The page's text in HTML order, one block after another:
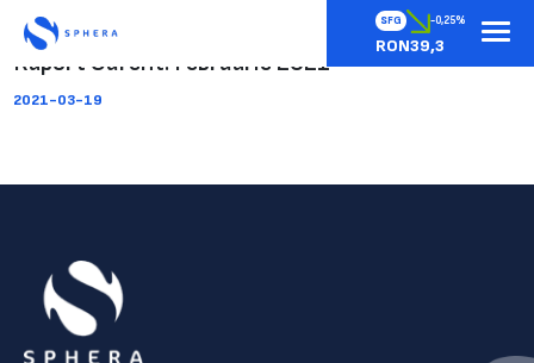
SFG -0,25%
RON39,3
Raport Curent: Februarie 2021
2021-03-19